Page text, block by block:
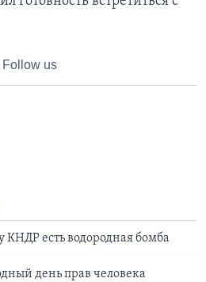
Follow us
есть водородная бомба
день прав человека